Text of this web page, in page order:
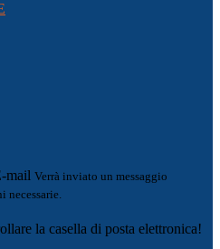
mail Verrà inviato un messaggio
necessarie.
la casella di posta elettronica!